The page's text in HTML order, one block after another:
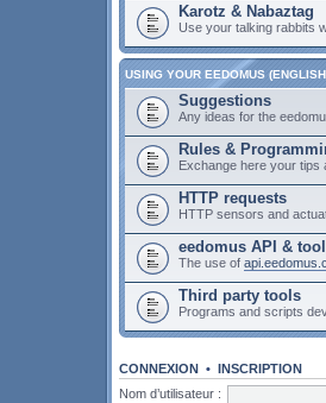
Karotz & Nabaztag
Use your talking rabbits
USING YOUR EEDOMUS
Suggestions
Any ideas for the
Rules &
Exchange here your tips
HTTP requests
HTTP sensors and
eedomus API &
The use of
Third party tools
Programs and scripts
CONNEXION • INSCRIPTION
Nom d’utilisateur :